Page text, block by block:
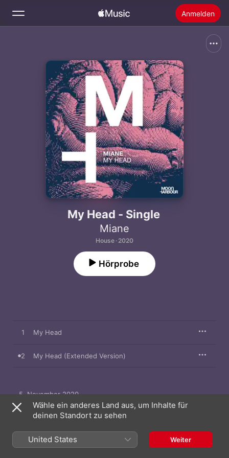
Anmelden
Startseite
Apple Music installieren
My Head - Single
Miane
House · 2020
Hörprobe
1 My Head
2 My Head (Extended Version)
5. November 2020
2 Titel, 9 Minuten
℗ 2020 Moon Harbour Recordings
Wähle ein anderes Land aus, um Inhalte für
deinen Standort zu sehen
United States Weiter